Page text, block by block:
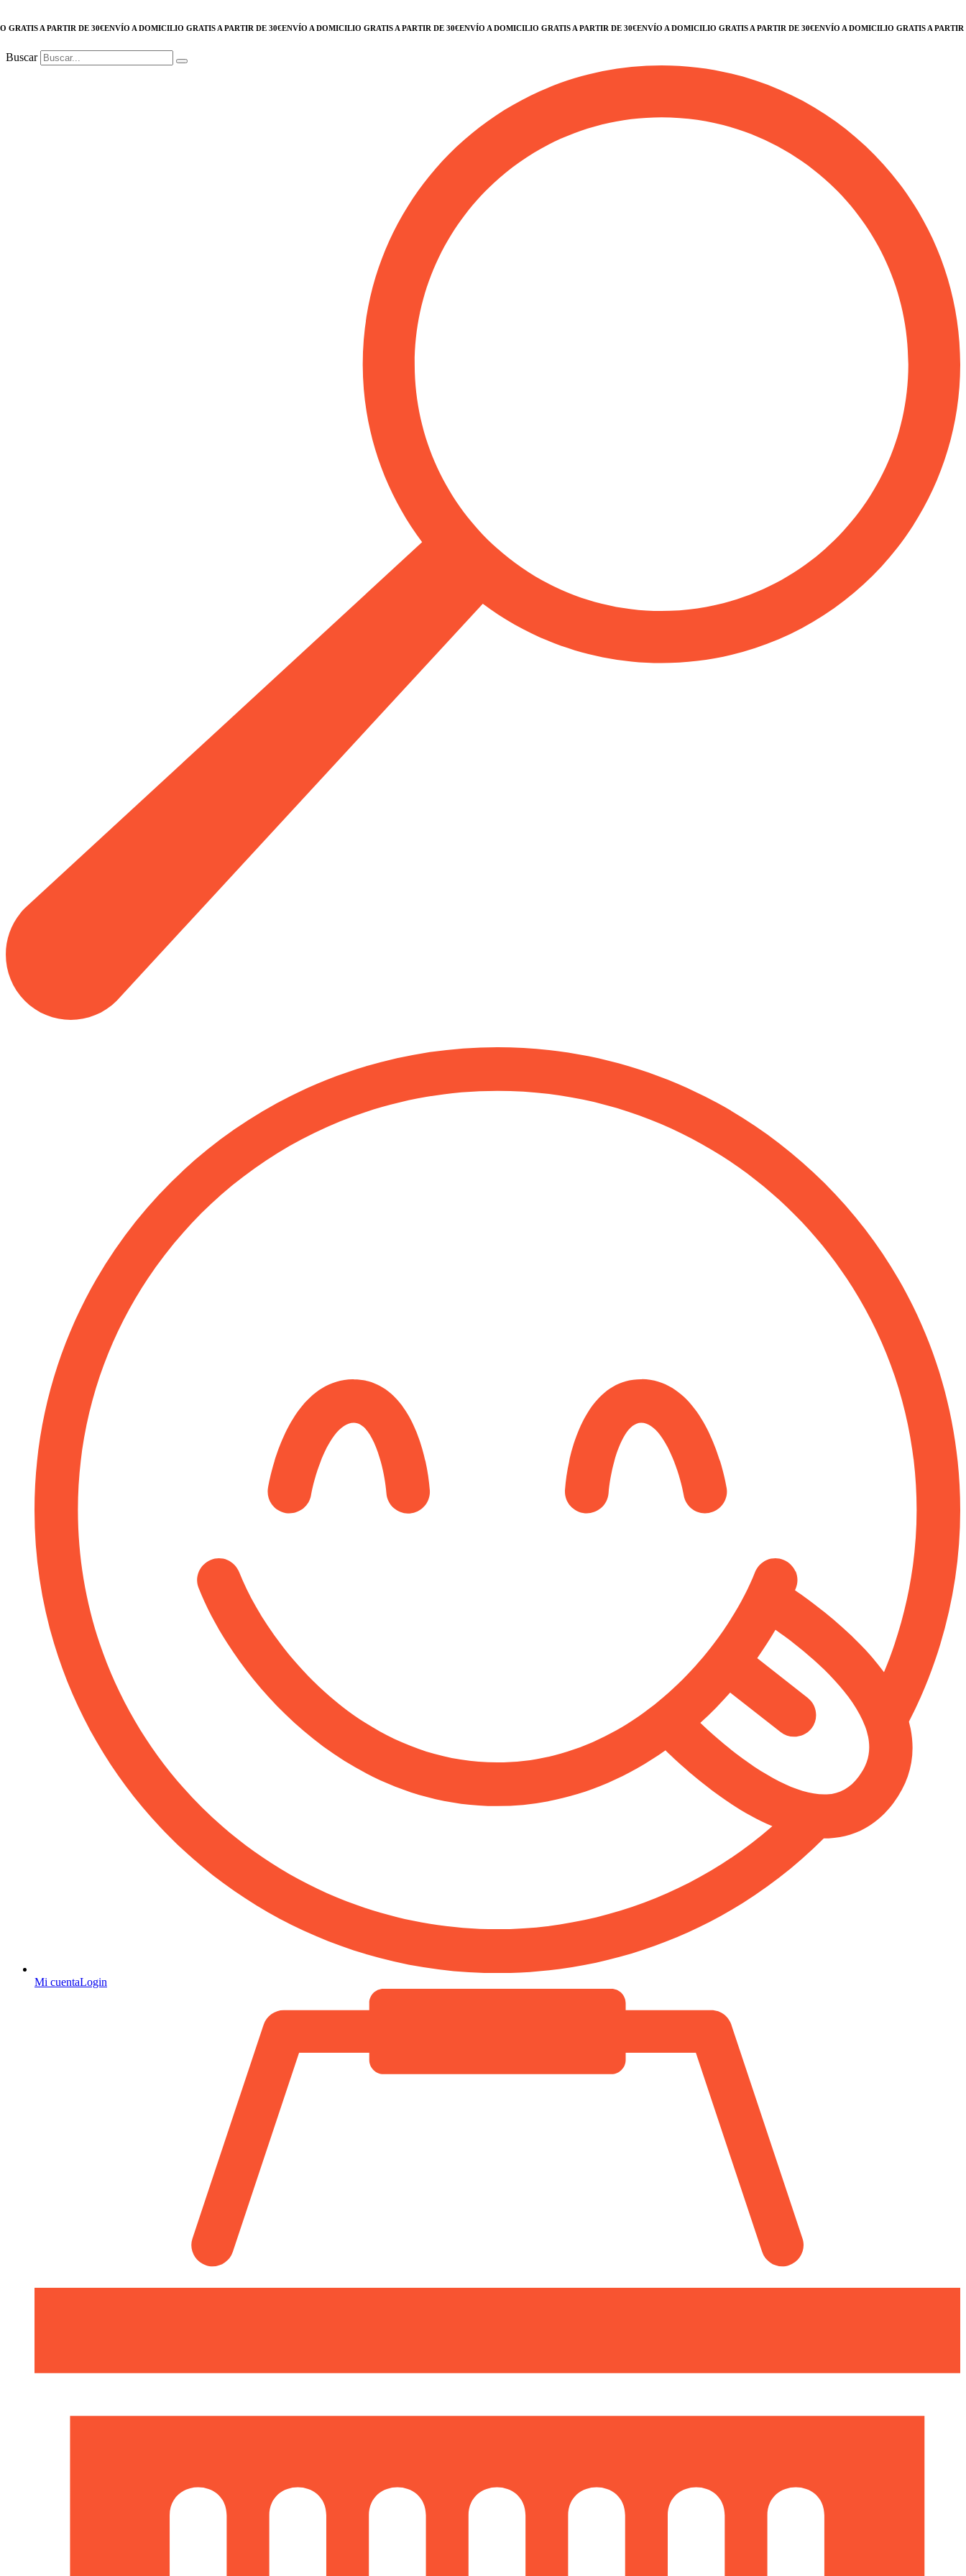
A PARTIR DE 30€ ENVÍO A DOMICILIO GRATIS A PARTIR DE 30€ ENVÍO A DOMICILIO GRATIS A PARTIR DE 30€ ENVÍO A DOMICILIO GRATIS A PARTIR DE 30€ ENVÍO A DOMICILIO GRATIS A PARTIR DE 30€ ENVÍO A DOMICILIO GRATIS A PARTIR DE
Buscar
Mi cuentaLogin